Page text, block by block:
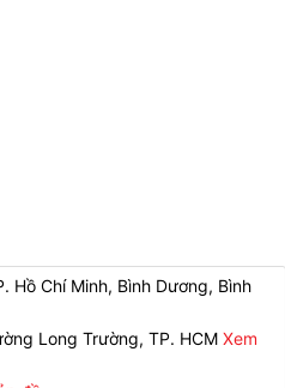
Hồ Chí Minh, Bình Dương, Bình
Long Trường, TP. HCM Xem